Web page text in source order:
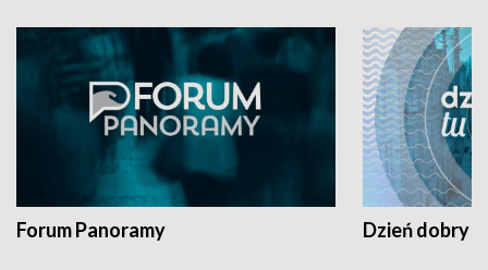
Forum Panoramy Dzień dobry